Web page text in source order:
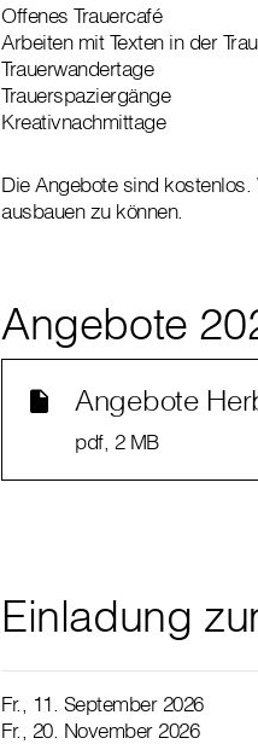
Offenes Trauercafé
Arbeiten mit Texten in der
Trauerwandertage
Trauerspaziergänge
Kreativnachmittage
Die Angebote sind
ausbauen zu können.
Angebote
Angebote
pdf, 2 MB
Einladung
Fr., 11. September 2026
Fr., 20. November 2026